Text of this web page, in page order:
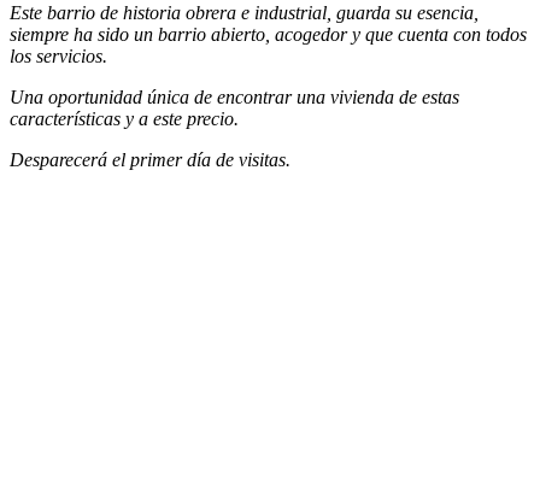
Este barrio de historia obrera e industrial, guarda su esencia,
siempre ha sido un barrio abierto, acogedor y que cuenta con todos
los servicios.
Una oportunidad única de encontrar una vivienda de estas
características y a este precio.
Desparecerá el primer día de visitas.